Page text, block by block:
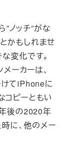
”ノッチ”がな
かもしれませ
変化です。
ーカーは、
てiPhoneに
コピーともい
後の2020年
に、他のメー